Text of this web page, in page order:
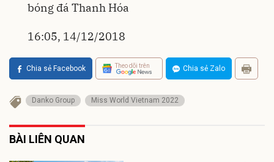
bóng đá Thanh Hóa
16:05, 14/12/2018
Chia sẻ Facebook Theo dõi trên Chia sẻ Zalo
Danko Group Miss World Vietnam 2022
BÀI LIÊN QUAN